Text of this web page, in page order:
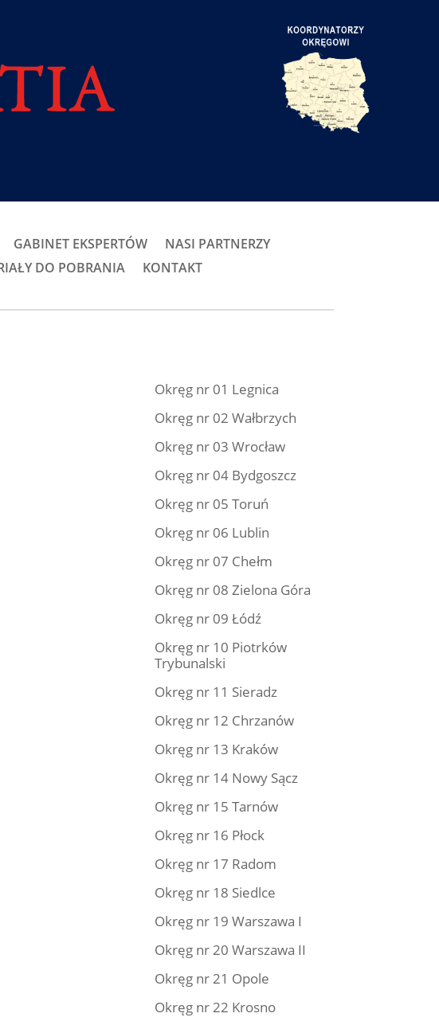
GABINET EKSPERTÓW
NASI PARTNERZY
DO POBRANIA KONTAKT
Okręg nr 01 Legnica
Okręg nr 02 Wałbrzych
Okręg nr 03 Wrocław
Okręg nr 04 Bydgoszcz
Okręg nr 05 Toruń
Okręg nr 06 Lublin
Okręg nr 07 Chełm
Okręg nr 08 Zielona Góra
Okręg nr 09 Łódź
Okręg nr 10 Piotrków
Trybunalski
Okręg nr 11 Sieradz
Okręg nr 12 Chrzanów
Okręg nr 13 Kraków
Okręg nr 14 Nowy Sącz
Okręg nr 15 Tarnów
Okręg nr 16 Płock
Okręg nr 17 Radom
Okręg nr 18 Siedlce
Okręg nr 19 Warszawa I
Okręg nr 20 Warszawa II
Okręg nr 21 Opole
Okręg nr 22 Krosno